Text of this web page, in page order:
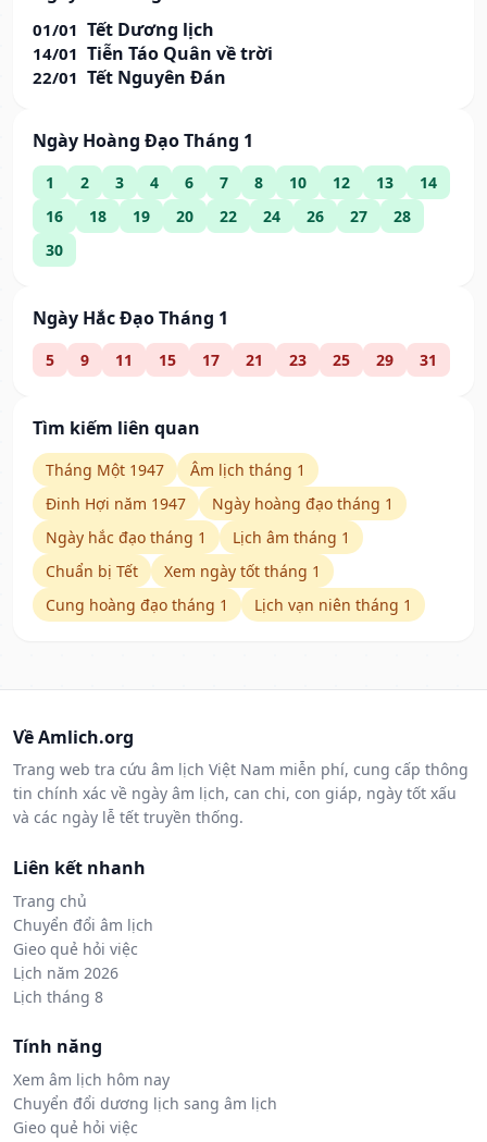
01/01 Tết Dương lịch
14/01 Tiễn Táo Quân về trời
22/01 Tết Nguyên Đán
Ngày Hoàng Đạo Tháng 1
1 2 3 4 6 7 8 10 12 13
14
16
18 19 20 22 24 26 27
28
30
Ngày Hắc Đạo Tháng 1
5 9 11 15 17 21 23 25 29 31
Tìm kiếm liên quan
Tháng Một 1947
Âm lịch tháng 1
Đinh Hợi năm 1947
Ngày hoàng đạo tháng 1
Ngày hắc đạo tháng 1
Lịch âm tháng 1
Chuẩn bị Tết
Xem ngày tốt tháng 1
Cung hoàng đạo tháng 1
Lịch vạn niên tháng 1
Về Amlich.org
Trang web tra cứu âm lịch Việt Nam miễn phí, cung cấp thông
tin chính xác về ngày âm lịch, can chi, con giáp, ngày tốt xấu
và các ngày lễ tết truyền thống.
Liên kết nhanh
Trang chủ
Chuyển đổi âm lịch
Gieo quẻ hỏi việc
Lịch năm 2026
Lịch tháng 8
Tính năng
Xem âm lịch hôm nay
Chuyển đổi dương lịch sang âm lịch
Gieo quẻ hỏi việc